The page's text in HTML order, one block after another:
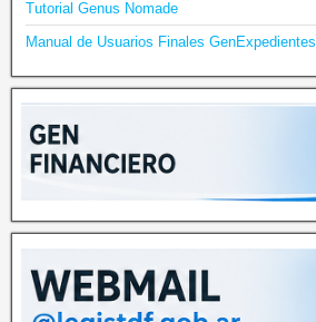
Tutorial Genus Nomade
Manual de Usuarios Finales GenExpedientes